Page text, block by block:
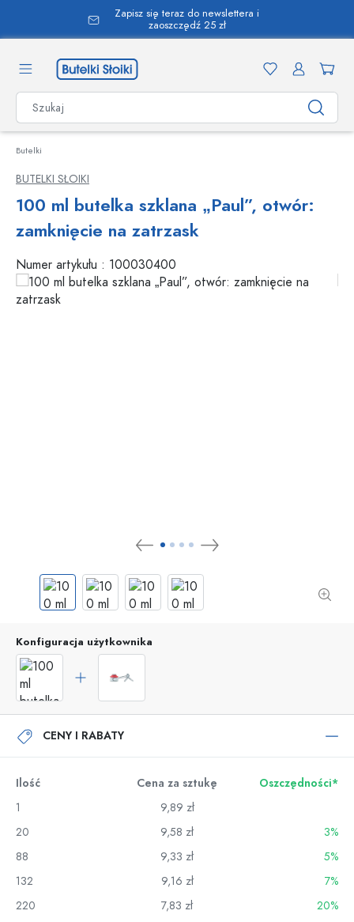
zawartości
Zapisz się teraz do newslettera i
zaoszczędź 25 zł
Butelki
BUTELKI SŁOIKI
100 ml butelka szklana „Paul”, otwór:
zamknięcie na zatrzask
Numer artykułu : 100030400
Konfiguracja użytkownika
CENY I RABATY
Ilość Cena za sztukę
Oszczędności*
1
9,89 zł
20
9,58 zł
3%
88
9,33 zł
5%
132
9,16 zł
7%
220
7,83 zł
20%